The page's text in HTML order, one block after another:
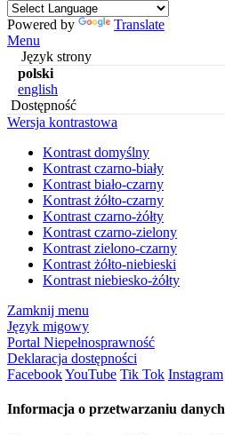
Powered by
Translate
Menu
Język strony
polski
english
Dostępność
Wersja kontrastowa
Kontrast domyślny
Kontrast czarno-biały
Kontrast biało-czarny
Kontrast żółto-czarny
Kontrast czarno-żółty
Kontrast czarno-zielony
Kontrast zielono-czarny
Kontrast żółto-niebieski
Kontrast niebiesko-żółty
Zamknij menu
Język migowy
Portal Niepełnosprawność
Deklaracja dostępności
FacebookYouTube Tik Tok Instagram
Informacja o przetwarzaniu danych